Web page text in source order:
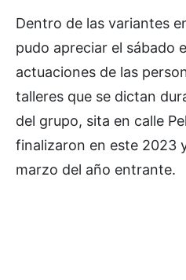
Dentro de las variantes
pudo apreciar el sábado
actuaciones de las
talleres que se dictan
del grupo, sita en calle
finalizaron en este 2023
marzo del año entrante.